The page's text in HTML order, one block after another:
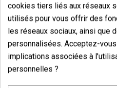
cookies tiers liés aux réseaux
utilisés pour vous offrir des
les réseaux sociaux, ainsi que
personnalisées. Acceptez-
implications associées à
personnelles ?